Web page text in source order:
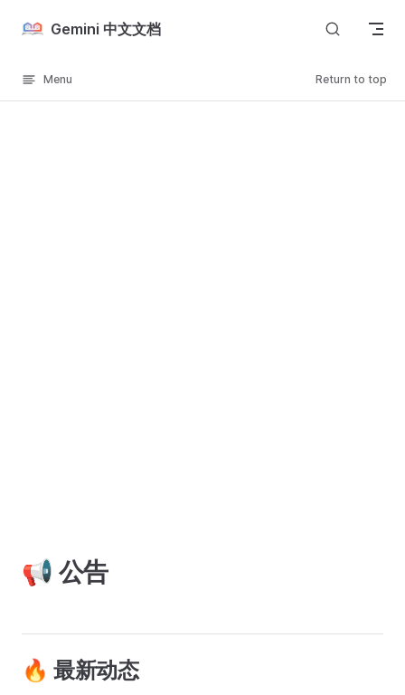
Skip to content
Gemini 中文文档
Menu Return to top
📢 公告
🔥 最新动态